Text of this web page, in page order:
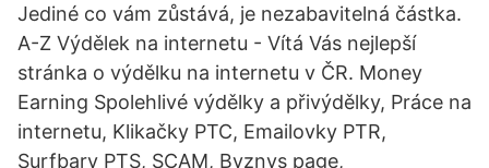
Jediné co vám zůstává, je nezabavitelná částka.
A-Z Výdělek na internetu - Vítá Vás nejlepší
stránka o výdělku na internetu v ČR. Money
Earning Spolehlivé výdělky a přivýdělky, Práce na
internetu, Klikačky PTC, Emailovky PTR,
Surfbary PTS, SCAM, Byznys page,